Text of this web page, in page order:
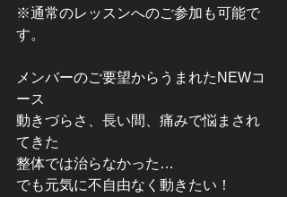
※通常のレッスンへのご参加も可能で
す。
メンバーのご要望からうまれたNEWコ
ース
動きづらさ、長い間、痛みで悩まされ
てきた
整体では治らなかった…
でも元気に不自由なく動きたい！